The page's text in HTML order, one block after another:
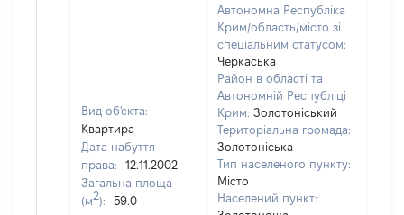
Вид об'єкта:
Квартира
Дата набуття
права:
12.11.2002
Загальна площа
(м2):
59.0
Автономна Республіка
Крим/область/місто зі
спеціальним статусом:
Черкаська
Район в області та
Автономній Республіці
Крим: Золотоніський
Територіальна громада:
Золотоніська
Тип населеного пункту:
Місто
Населений пункт: